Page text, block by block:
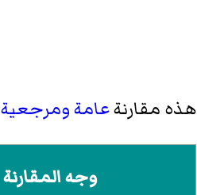
هذه مقارنةعامةومرجعية
وجه المقارنة